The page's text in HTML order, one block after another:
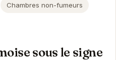
Chambres non-fumeurs
sous le signe